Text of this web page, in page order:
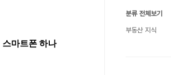
스마트폰 하나
분류 전체보기
부동산 지식